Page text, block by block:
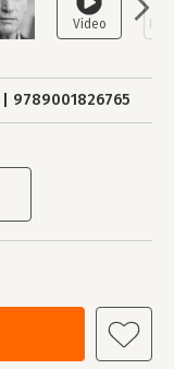
9789001826765